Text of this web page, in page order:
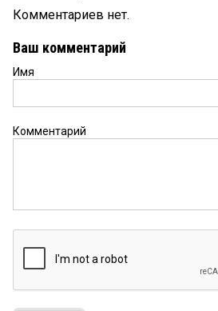
Комментариев нет.
Ваш комментарий
Имя
Комментарий